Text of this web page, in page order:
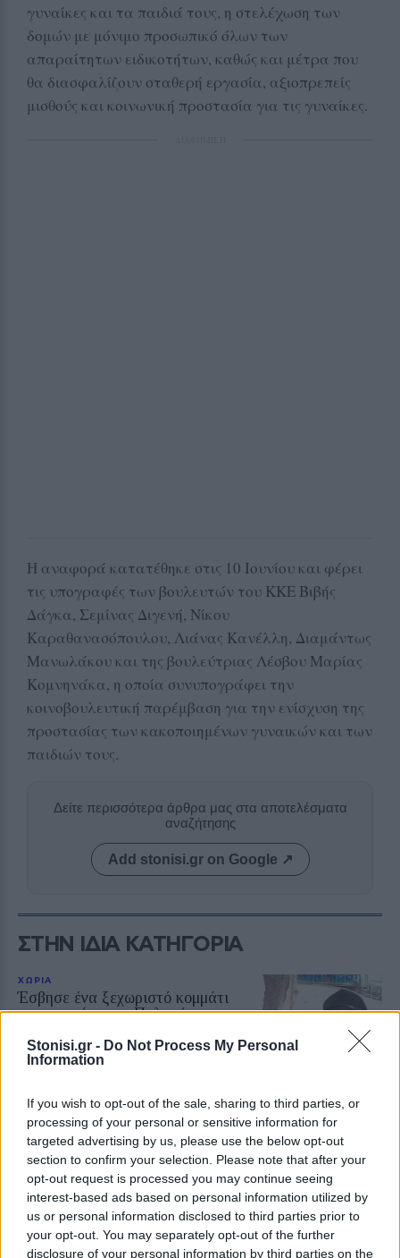
Stonisi.gr - Do Not Process My Personal
Information
If you wish to opt-out of the sale, sharing to third parties, or
processing of your personal or sensitive information for
targeted advertising by us, please use the below opt-out
section to confirm your selection. Please note that after your
opt-out request is processed you may continue seeing
interest-based ads based on personal information utilized by
us or personal information disclosed to third parties prior to
your opt-out. You may separately opt-out of the further
disclosure of your personal information by third parties on the
γυναίκες και τα παιδιά τους, η στελέχωση των
δομών με μόνιμο προσωπικό όλων των
απαραίτητων ειδικοτήτων, καθώς και μέτρα που
θα διασφαλίζουν σταθερή εργασία, αξιοπρεπείς
μισθούς και κοινωνική προστασία για τις γυναίκες.
Η αναφορά κατατέθηκε στις 10 Ιουνίου και φέρει
τις υπογραφές των βουλευτών του ΚΚΕ Βιβής
Δάγκα, Σεμίνας Διγενή, Νίκου
Καραθανασόπουλου, Λιάνας Κανέλλη, Διαμάντως
Μανωλάκου και της βουλεύτριας Λέσβου Μαρίας
Κομνηνάκα, η οποία συνυπογράφει την
κοινοβουλευτική παρέμβαση για την ενίσχυση της
προστασίας των κακοποιημένων γυναικών και των
παιδιών τους.
Δείτε περισσότερα άρθρα μας στα αποτελέσματα
αναζήτησης
Add stonisi.gr on Google ↗
ΣΤΗΝ ΙΔΙΑ ΚΑΤΗΓΟΡΙΑ
ΧΩΡΙΑ
Έσβησε ένα ξεχωριστό κομμάτι
της ιστορίας του Πολιχνίτου
Ελευθέριου Συκά, του ανθρώπου
που συνέδεσε το όνομά του με τα
ΧΩΡΙΑ
Φωτιά σε ξερά χόρτα έφερε
σύλληψη στη Λέσβο
Παράλληλα, σε βάρος του
επιβλήθηκε διοικητικό πρόστιμο
ύψους 1.804,68 ευρώ